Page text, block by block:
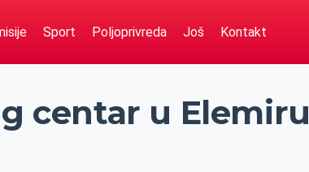
Sport Poljoprivreda Još Kontakt
centar u Elemiru